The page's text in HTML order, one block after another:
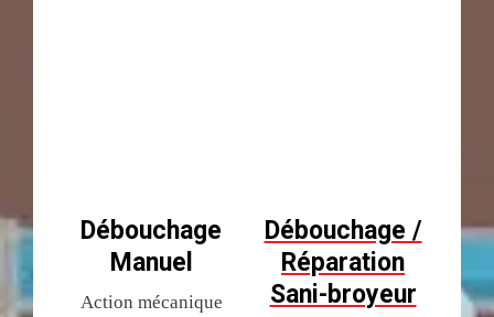
Débouchage
Manuel
Action mécanique
Débouchage /
Réparation
Sani-broyeur